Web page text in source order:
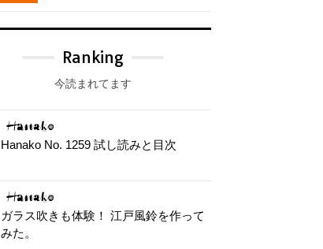
Ranking
今読まれてます
Hanako No. 1259 試し読みと目次
ガラス吹きも体験！ 江戸風鈴を作って
みた。